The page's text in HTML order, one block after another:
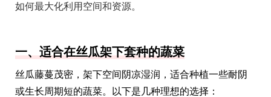
如何最大化利用空间和资源。
一、适合在丝瓜架下套种的蔬菜
丝瓜藤蔓茂密，架下空间阴凉湿润，适合种植一些耐阴
或生长周期短的蔬菜。以下是几种理想的选择：